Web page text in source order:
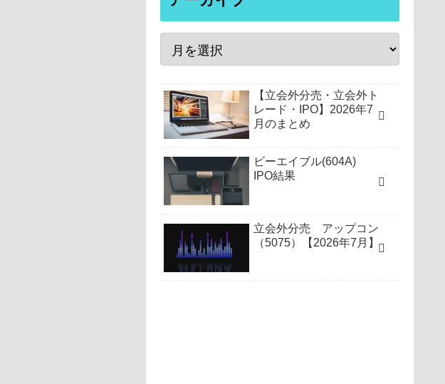
【立会外分売・立会外ト
レード・IPO】2026年7
月のまとめ
ビーエイブル(604A)
IPO結果
立会外分売 アップコン
（5075）【2026年7月】